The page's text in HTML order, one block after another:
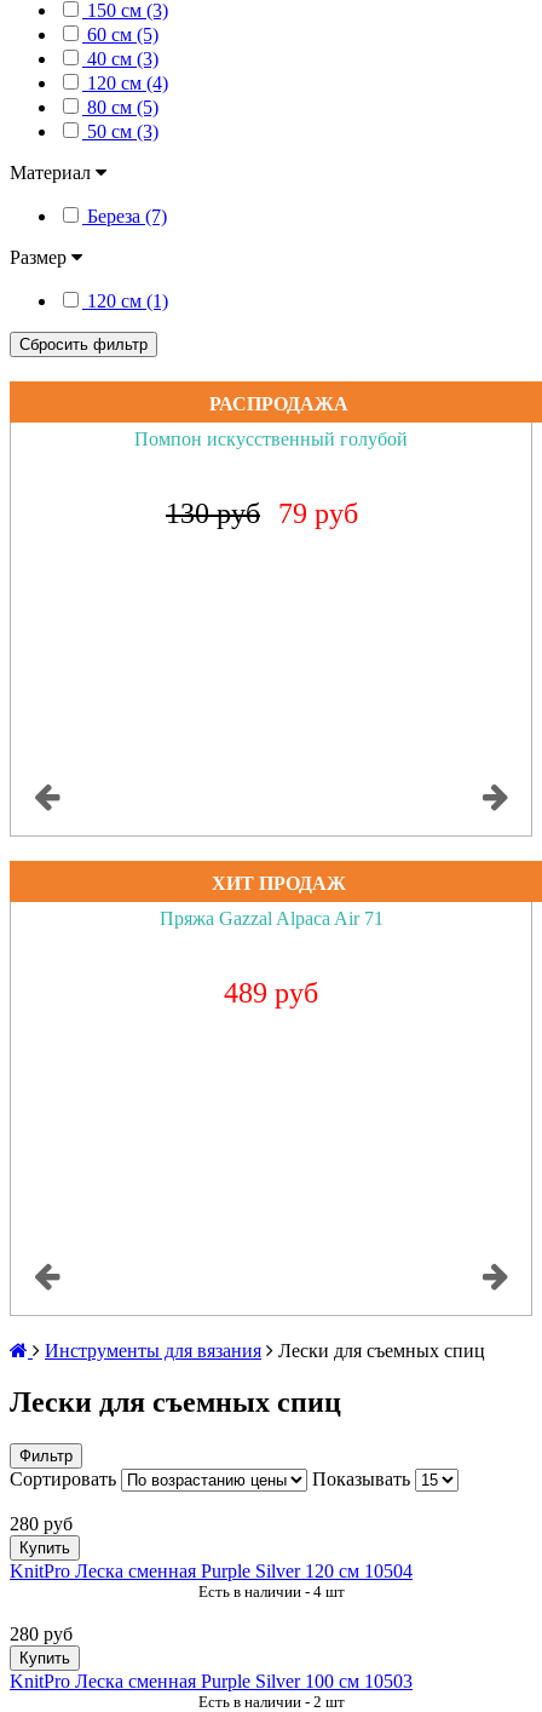
150 см (3)
60 см (5)
40 см (3)
120 см (4)
80 см (5)
50 см (3)
Материал
Береза (7)
Размер
120 см (1)
Сбросить фильтр
РАСПРОДАЖА
Помпон искусственный коралловый неон
130 руб 79 руб
ХИТ ПРОДАЖ
Пряжа Gazzal Alpaca Air 71
489 руб
Инструменты для вязания Лески для съемных спиц
Лески для съемных спиц
Фильтр
Сортировать Показывать
280 руб
Купить
KnitPro Леска сменная Purple Silver 120 см 10504
Есть в наличии - 4 шт
280 руб
Купить
KnitPro Леска сменная Purple Silver 100 см 10503
Есть в наличии - 2 шт